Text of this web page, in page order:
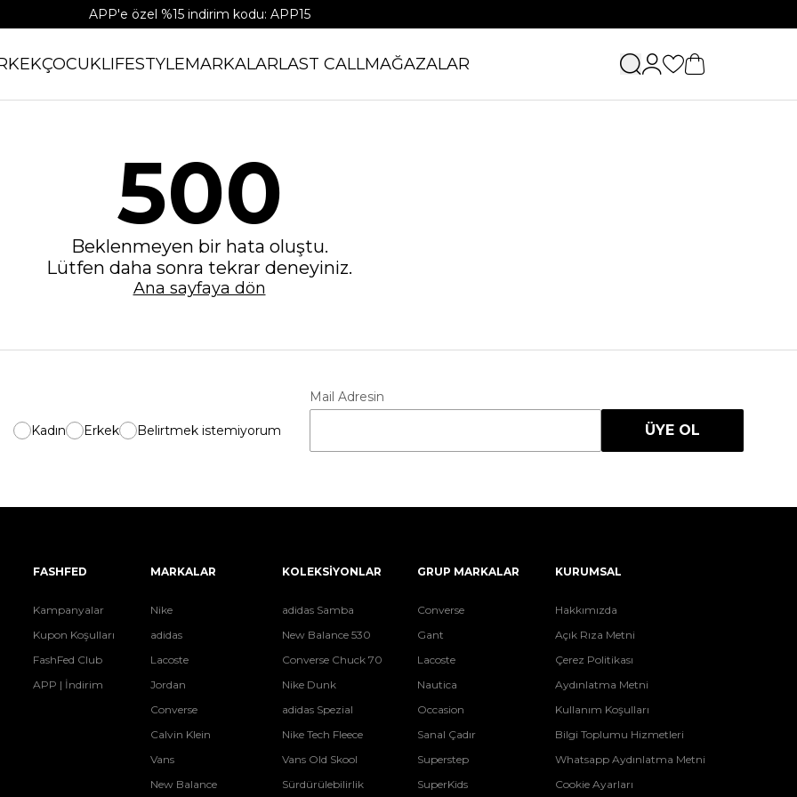
APP'e özel %15 indirim kodu: APP15
ÇOCUKLIFESTYLEMARKALARLAST CALLMAĞAZALAR
500
Beklenmeyen bir hata oluştu.
Lütfen daha sonra tekrar deneyiniz.
Ana sayfaya dön
Kadın Erkek Belirtmek istemiyorum
Mail Adresin
ÜYE OL
FASHFED
Kampanyalar
Kupon Koşulları
FashFed Club
APP | İndirim
MARKALAR
Nike
adidas
Lacoste
Jordan
Converse
Calvin Klein
Vans
New Balance
KOLEKSİYONLAR
adidas Samba
New Balance 530
Converse Chuck 70
Nike Dunk
adidas Spezial
Nike Tech Fleece
Vans Old Skool
Sürdürülebilirlik
GRUP MARKALAR
Converse
Gant
Lacoste
Nautica
Occasion
Sanal Çadır
Superstep
SuperKids
KURUMSAL
Hakkımızda
Açık Rıza Metni
Çerez Politikası
Aydınlatma Metni
Kullanım Koşulları
Bilgi Toplumu Hizmetleri
Whatsapp Aydınlatma Metni
Cookie Ayarları